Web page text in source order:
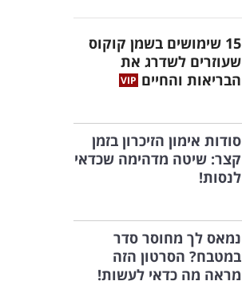
15 שימושים בשמן קוקוס
שעוזרים לשדרג את
הבריאות והחיים
סודות אימון הזיכרון בזמן
קצר: שיטה מדהימה שכדאי
לנסות!
נמאס לך מחוסר סדר
במטבח? הסרטון הזה
מראה מה כדאי לעשות!